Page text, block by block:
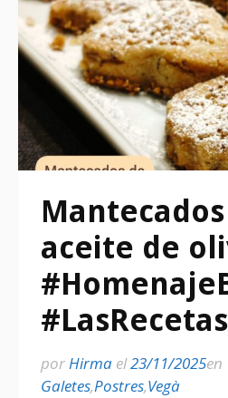
aceite de
porHirma el23/11/2025en
Galetes,Postres,Vegà